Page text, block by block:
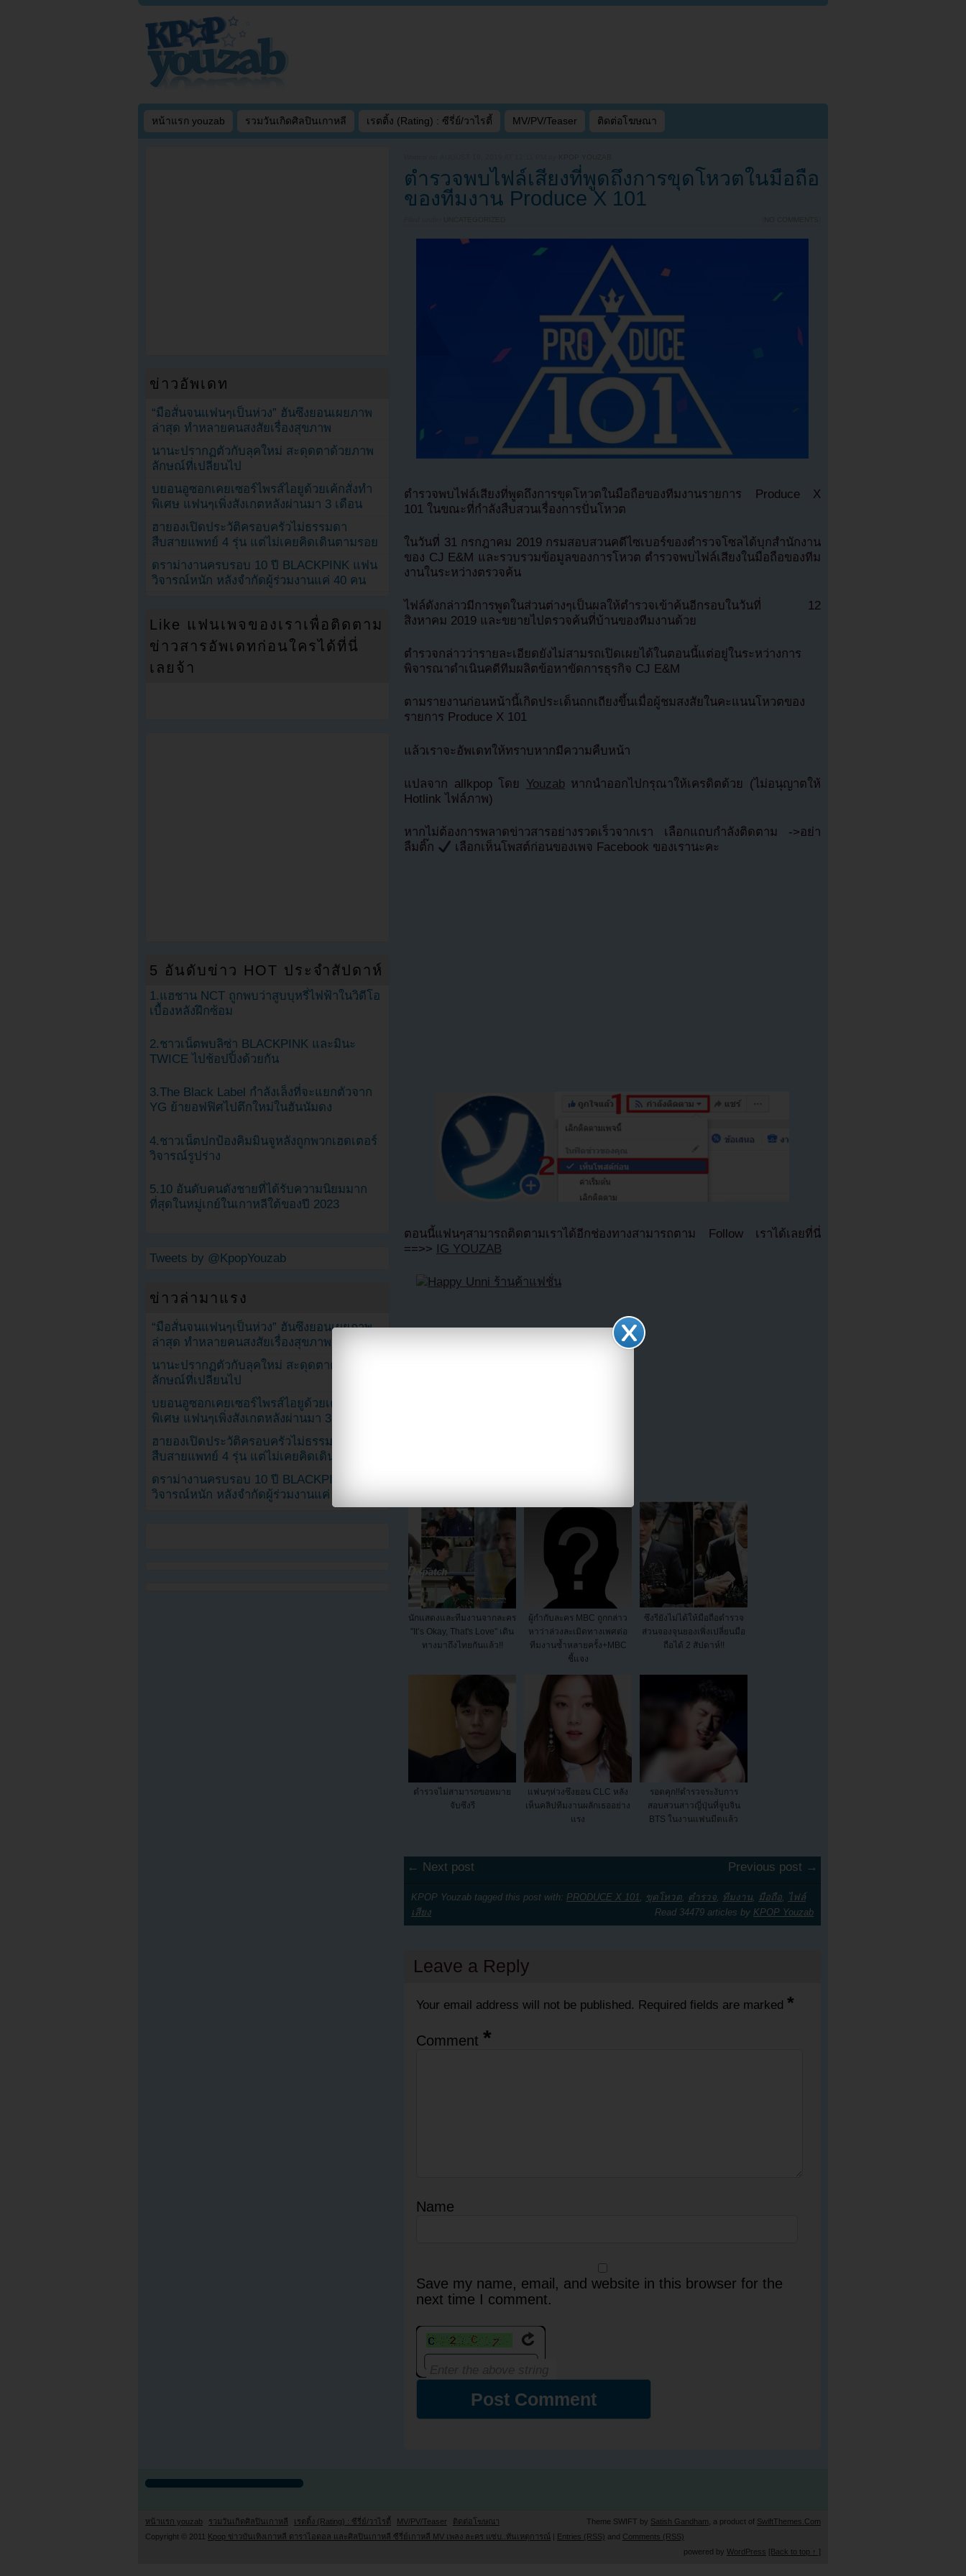
หน้าแรก youzab รวมวันเกิดศิลปินเกาหลี เรตติ้ง (Rating) : ซีรี่ย์/วาไรตี้ MV/PV/Teaser ติดต่อโฆษณา
KPOP YOUZAB
ตำรวจพบไฟล์เสียงที่พูดถึงการขุดโหวตในมือถือ
ของทีมงาน Produce X 101
UNCATEGORIZED NO COMMENTS
ตำรวจพบไฟล์เสียงที่พูดถึงการขุดโหวตในมือถือของทีมงานรายการ Produce X
101 ในขณะที่กำลังสืบสวนเรื่องการปั่นโหวต
ในวันที่ 31 กรกฎาคม 2019 กรมสอบสวนคดีไซเบอร์ของตำรวจโซลได้บุกสำนักงาน
ของ CJ E&M และรวบรวมข้อมูลของการโหวต ตำรวจพบไฟล์เสียงในมือถือของทีม
งานในระหว่างตรวจค้น
ไฟล์ดังกล่าวมีการพูดในส่วนต่างๆเป็นผลให้ตำรวจเข้าค้นอีกรอบในวันที่ 12
สิงหาคม 2019 และขยายไปตรวจค้นที่บ้านของทีมงานด้วย
ตำรวจกล่าวว่ารายละเอียดยังไม่สามรถเปิดเผยได้ในตอนนี้แต่อยู่ในระหว่างการ
พิจารณาดำเนินคดีทีมผลิตข้อหาขัดการธุรกิจ CJ E&M
ตามรายงานก่อนหน้านี้เกิดประเด็นถกเถียงขึ้นเมื่อผู้ชมสงสัยในคะแนนโหวตของ
รายการ Produce X 101
แล้วเราจะอัพเดทให้ทราบหากมีความคืบหน้า
แปลจาก allkpop โดย Youzabหากนำออกไปกรุณาให้เครดิตด้วย (ไม่อนุญาตให้
Hotlink ไฟล์ภาพ)
หากไม่ต้องการพลาดข่าวสารอย่างรวดเร็วจากเรา เลือกแถบกำลังติดตาม ->อย่า
ลืมติ๊ก
เลือกเห็นโพสต์ก่อนของเพจ Facebook ของเรานะคะ
ตอนนี้แฟนๆสามารถติดตามเราได้อีกช่องทางสามารถตาม Follow เราได้เลยที่นี่
==>> IG YOUZAB
นักแสดงและทีมงานจากละคร
"It’s Okay, That's Love" เดิน
ทางมาถึงไทยกันแล้ว!!
ผู้กำกับละคร MBC ถูกกล่าว
หาว่าล่วงละเมิดทางเพศต่อ
ทีมงานซ้ำหลายครั้ง+MBC
ชี้แจง
ซึงรียังไม่ได้ให้มือถือตำรวจ
ส่วนจองจุนยองเพิ่งเปลี่ยนมือ
ถือได้ 2 สัปดาห์!!
ตำรวจไม่สามารถขอหมาย
จับซึงรี
แฟนๆห่วงซึงยอน CLC หลัง
เห็นคลิปทีมงานผลักเธออย่าง
แรง
รอดคุก!!ตำรวจระงับการ
สอบสวนสาวญี่ปุ่นที่จูบจิน
BTS ในงานแฟนมีตแล้ว
← Next post Previous post →
KPOP Youzab tagged this post with: PRODUCE X 101, ขุดโหวต, ตำรวจ, ทีมงาน, มือถือ, ไฟล์
เสียง
Read 34479 articles by KPOP Youzab
Leave a Reply
Your email address will not be published. Required fields are marked *
Comment *
Name
Save my name, email, and website in this browser for the
next time I comment.
ข่าวอัพเดท
“มือสั่นจนแฟนๆเป็นห่วง” ฮันซึงยอนเผยภาพ
ล่าสุด ทำหลายคนสงสัยเรื่องสุขภาพ
นานะปรากฏตัวกับลุคใหม่ สะดุดตาด้วยภาพ
ลักษณ์ที่เปลี่ยนไป
บยอนอูซอกเคยเซอร์ไพรส์ไอยูด้วยเค้กสั่งทำ
พิเศษ แฟนๆเพิ่งสังเกตหลังผ่านมา 3 เดือน
ฮายองเปิดประวัติครอบครัวไม่ธรรมดา
สืบสายแพทย์ 4 รุ่น แต่ไม่เคยคิดเดินตามรอย
ดราม่างานครบรอบ 10 ปี BLACKPINK แฟน
วิจารณ์หนัก หลังจำกัดผู้ร่วมงานแค่ 40 คน
Like แฟนเพจของเราเพื่อติดตาม
ข่าวสารอัพเดทก่อนใครได้ที่นี่
เลยจ้า
5 อันดับข่าว HOT ประจำสัปดาห์
1.แฮชาน NCT ถูกพบว่าสูบบุหรี่ไฟฟ้าในวิดีโอ
เบื้องหลังฝึกซ้อม
2.ชาวเน็ตพบลิซ่า BLACKPINK และมินะ
TWICE ไปช้อปปิ้งด้วยกัน
3.The Black Label กำลังเล็งที่จะแยกตัวจาก
YG ย้ายอฟฟิศไปตึกใหม่ในฮันนัมดง
4.ชาวเน็ตปกป้องคิมมินจูหลังถูกพวกเฮดเตอร์
วิจารณ์รูปร่าง
5.10 อันดับคนดังชายที่ได้รับความนิยมมาก
ที่สุดในหมู่เกย์ในเกาหลีใต้ของปี 2023
Tweets by @KpopYouzab
ข่าวล่ามาแรง
“มือสั่นจนแฟนๆเป็นห่วง” ฮันซึงยอนเผยภาพ
ล่าสุด ทำหลายคนสงสัยเรื่องสุขภาพ
นานะปรากฏตัวกับลุคใหม่ สะดุดตาด้วยภาพ
ลักษณ์ที่เปลี่ยนไป
บยอนอูซอกเคยเซอร์ไพรส์ไอยูด้วยเค้กสั่งทำ
พิเศษ แฟนๆเพิ่งสังเกตหลังผ่านมา 3 เดือน
ฮายองเปิดประวัติครอบครัวไม่ธรรมดา
สืบสายแพทย์ 4 รุ่น แต่ไม่เคยคิดเดินตามรอย
ดราม่างานครบรอบ 10 ปี BLACKPINK แฟน
วิจารณ์หนัก หลังจำกัดผู้ร่วมงานแค่ 40 คน
หน้าแรก youzab รวมวันเกิดศิลปินเกาหลี เรตติ้ง (Rating) : ซีรี่ย์/วาไรตี้ MV/PV/Teaser ติดต่อโฆษณา Theme SWIFT by Satish Gandham , a product of SwiftThemes.Com
Copyright © 2011
Kpop ข่าวบันเทิงเกาหลี ดาราไอดอล และศิลปินเกาหลี ซีรี่ย์เกาหลี MV เพลง ละคร แซ่บ..ทันเหตุการณ์ Entries (RSS) and Comments (RSS)
powered by WordPress [Back to top ↑ ]